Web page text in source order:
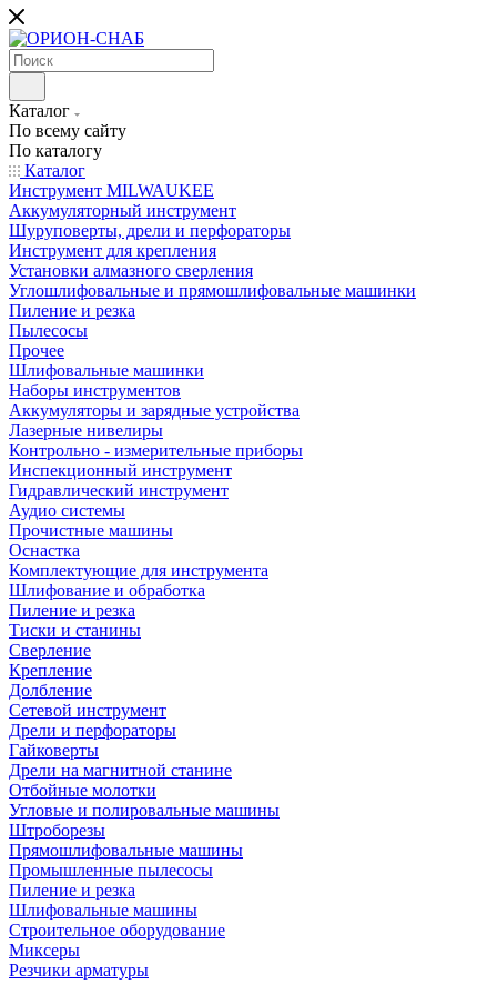
Каталог
По всему сайту
По каталогу
Каталог
Инструмент MILWAUKEE
Аккумуляторный инструмент
Шуруповерты, дрели и перфораторы
Инструмент для крепления
Установки алмазного сверления
Углошлифовальные и прямошлифовальные машинки
Пиление и резка
Пылесосы
Прочее
Шлифовальные машинки
Наборы инструментов
Аккумуляторы и зарядные устройства
Лазерные нивелиры
Контрольно - измерительные приборы
Инспекционный инструмент
Гидравлический инструмент
Аудио системы
Прочистные машины
Оснастка
Комплектующие для инструмента
Шлифование и обработка
Пиление и резка
Тиски и станины
Сверление
Крепление
Долбление
Сетевой инструмент
Дрели и перфораторы
Гайковерты
Дрели на магнитной станине
Отбойные молотки
Угловые и полировальные машины
Штроборезы
Прямошлифовальные машины
Промышленные пылесосы
Пиление и резка
Шлифовальные машины
Строительное оборудование
Миксеры
Резчики арматуры